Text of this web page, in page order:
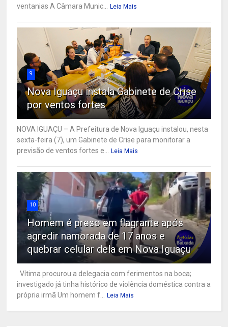
ventanias A Câmara Munic...
Leia Mais
9
Nova Iguaçu instala Gabinete de Crise
por ventos fortes
NOVA IGUAÇU – A Prefeitura de Nova Iguaçu instalou, nesta
sexta-feira (7), um Gabinete de Crise para monitorar a
previsão de ventos fortes e...
Leia Mais
10
Homem é preso em flagrante após
agredir namorada de 17 anos e
quebrar celular dela em Nova Iguaçu
Vítima procurou a delegacia com ferimentos na boca;
investigado já tinha histórico de violência doméstica contra a
própria irmã Um homem f...
Leia Mais